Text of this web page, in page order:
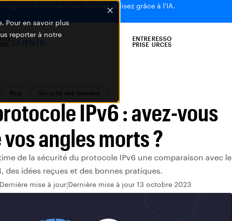
Pour en savoir plus
reporter à notre
tout ce que vous créez et utilisez grâce à l'IA.
CLIENTS
ENTRE
PRISE
RESSO
URCES
Blog Sécurité des données
IPv6 : avez-vous
angles morts ?
de la sécurité du protocole IPv6 une comparaison avec le
des idées reçues et des bonnes pratiques.
mise à jour Dernière mise à jour 13 octobre 2023